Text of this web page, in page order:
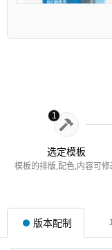
1
选定模板
模板的排版,配色,内容可修
版本配制